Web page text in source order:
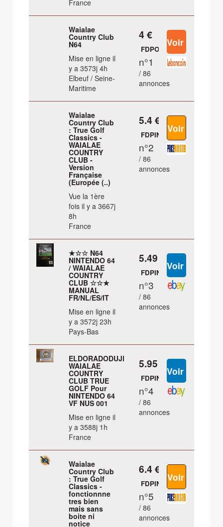
France
Waialae
Country Club
N64
Mise en ligne il
y a 3573j 4h
Elbeuf / Seine-
Maritime
4 €
FDPOUT
n°1
/ 86
annonces
Waialae
Country Club
: True Golf
Classics -
WAIALAE
COUNTRY
CLUB -
Version
Française
(Europée (..)
Vue la 1ère
fois il y a 3667j
8h
France
5.4 €
FDPIN
n°2
/ 86
annonces
★☆☆ N64
NINTENDO 64
/ WAIALAE
COUNTRY
CLUB ☆☆★
MANUAL
FR/NL/ES/IT
Mise en ligne il
y a 3572j 23h
Pays-Bas
5.49 €
FDPIN
n°3
/ 86
annonces
ELDORADODUJEU
WAIALAE
COUNTRY
CLUB TRUE
GOLF Pour
NINTENDO 64
VF NUS 001
Mise en ligne il
y a 3588j 1h
France
5.95 €
FDPIN
n°4
/ 86
annonces
Waialae
Country Club
: True Golf
Classics -
fonctionnne
tres bien
mais sans
boite ni
notice
6.4 €
FDPIN
n°5
/ 86
annonces